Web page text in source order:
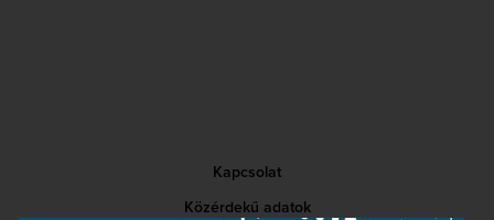
Kapcsolat
Közérdekű adatok